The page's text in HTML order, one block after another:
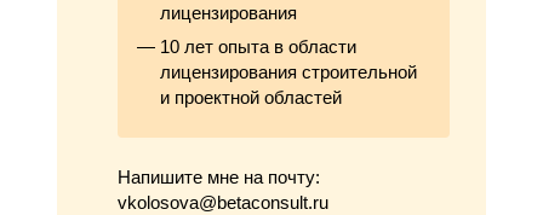
лицензирования
10 лет опыта в области
лицензирования строительной
и проектной областей
Напишите мне на почту:
vkolosova@betaconsult.ru